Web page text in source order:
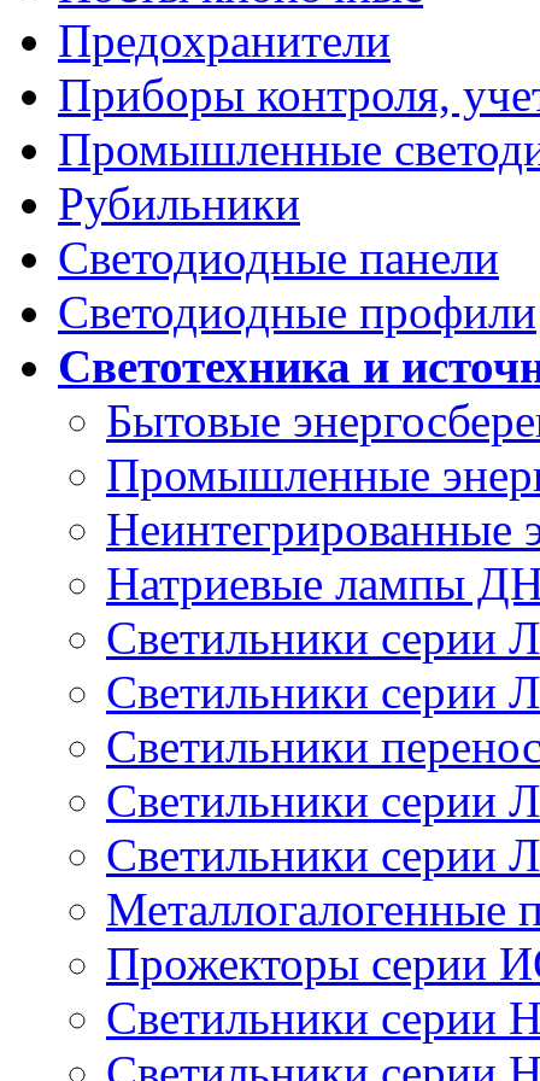
Предохранители
Приборы контроля,
Промышленные
Рубильники
Светодиодные панели
Светодиодные профили
Светотехника и
Бытовые
Промышленные
Неинтегрированные
Натриевые лампы
Светильники серии
Светильники серии
Светильники
Светильники серии
Светильники серии
Металлогалогенные
Прожекторы серии
Светильники серии